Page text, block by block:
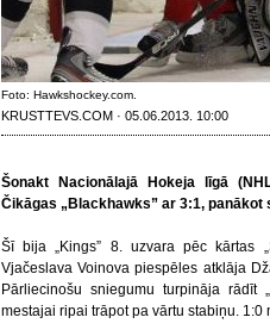
Foto: Hawkshockey.com.
KRUSTTEVS.COM · 05.06.2013. 10:00
Šonakt Nacionālajā Hokeja līgā
Čikāgas „Blackhawks” ar 3:1, panākot
Šī bija „Kings” 8. uzvara pēc kārtas
Vjačeslava Voinova piespēles atklāja
Pārliecinošu sniegumu turpināja rādīt
mestajai ripai trāpot pa vārtu stabiņu.